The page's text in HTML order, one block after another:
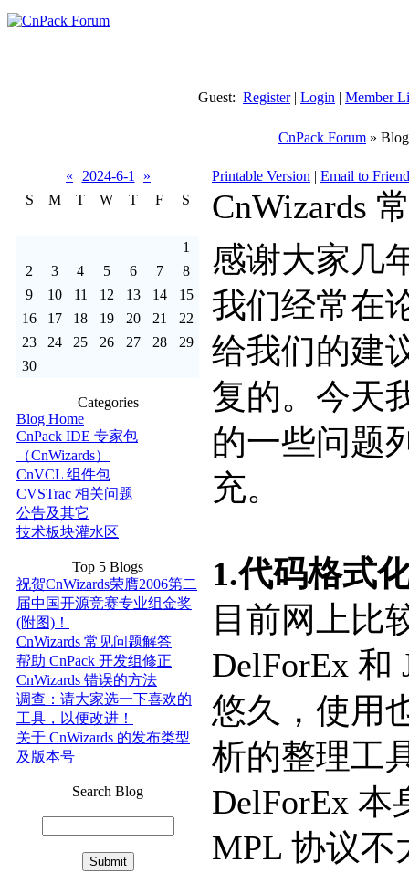
Guest: Register| Login | Member
CnPack Forum »
« 2024-6-1
»
S
M T W T F S
1
2
3 4 5 6 7
8
9
10 11 12 13 14
15
16
17 18 19 20 21
22
23
24 25 26 27 28
29
30
Categories
Blog Home
CnPack IDE 专家包
（CnWizards）
CnVCL 组件包
CVSTrac 相关问题
公告及其它
技术板块灌水区
Top 5 Blogs
祝贺CnWizards荣膺2006第二
届中国开源竞赛专业组金奖
(附图)！
CnWizards 常见问题解答
帮助 CnPack 开发组修正
CnWizards 错误的方法
调查：请大家选一下喜欢的
工具，以便改进！
关于 CnWizards 的发布类型
及版本号
Search Blog
Printable Version | Email to Friend
CnWizards
感谢大家几
我们经常在
给我们的建
复的。今天
的一些问题
充。
1.代码格式
目前网上比
DelForEx 和
悠久，使用
析的整理工
DelForEx 本
MPL 协议不